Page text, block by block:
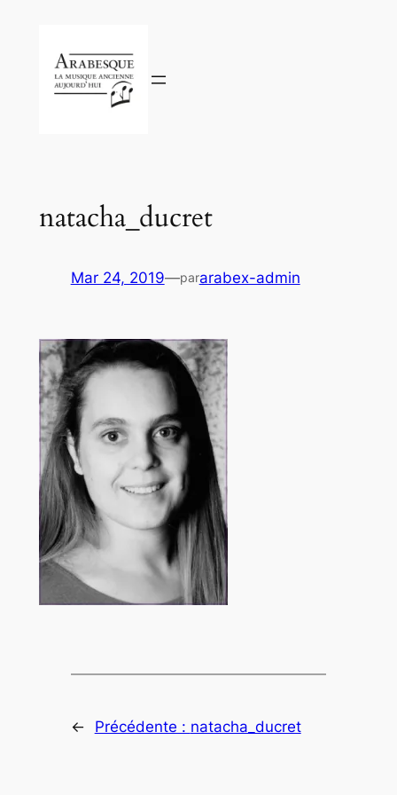
contenu
natacha_ducret
Mar 24, 2019—pararabex-admin
← Précédente : natacha_ducret